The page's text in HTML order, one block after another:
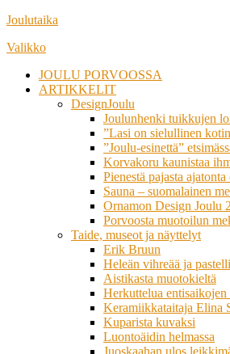
Siirry
sisältöön
Joulutaika
Valikko
JOULU PORVOOSSA
ARTIKKELIT
DesignJoulu
Joulunhenki tuikkujen
”Lasi on sielullinen
”Joulu-esinettä”
Korvakoru kaunistaa
Pienestä pajasta ajatonta
Sauna – suomalainen
Ornamon Design Joulu
Porvoosta muotoilun
Taide, museot ja näyttelyt
Erik Bruun
Heleän vihreää ja
Aistikasta muotokieltä
Herkuttelua
Keramiikkataitaja Elina
Kuparista kuvaksi
Luontoäidin helmassa
Juoskaahan ulos